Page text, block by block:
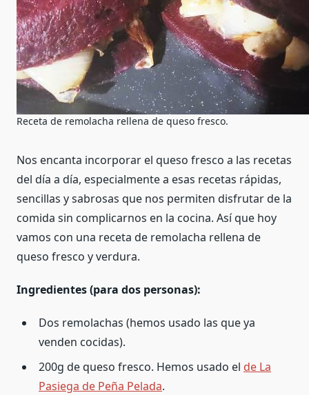
Receta de remolacha rellena de queso fresco.
Nos encanta incorporar el queso fresco a las recetas
del día a día, especialmente a esas recetas rápidas,
sencillas y sabrosas que nos permiten disfrutar de la
comida sin complicarnos en la cocina. Así que hoy
vamos con una receta de remolacha rellena de
queso fresco y verdura.
Ingredientes (para dos personas):
Dos remolachas (hemos usado las que ya
venden cocidas).
200g de queso fresco. Hemos usado el de La
Pasiega de Peña Pelada.